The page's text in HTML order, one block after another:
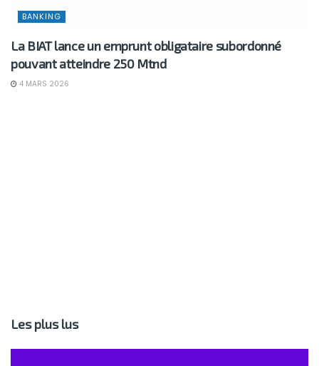
BANKING
La BIAT lance un emprunt obligataire subordonné
pouvant atteindre 250 Mtnd
4 MARS 2026
Les plus lus